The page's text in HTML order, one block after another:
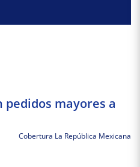
pedidos mayores a
Cobertura La República Mexicana